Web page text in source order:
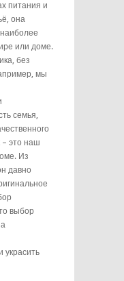
питания и
она
или доме.
без
мы
семья,
– это наш
Из
давно
выбор
украсить